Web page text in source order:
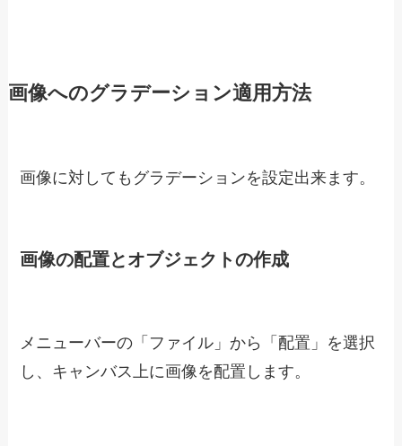
画像へのグラデーション適用方法
画像に対してもグラデーションを設定出来ます。
画像の配置とオブジェクトの作成
メニューバーの「ファイル」から「配置」を選択
し、キャンバス上に画像を配置します。